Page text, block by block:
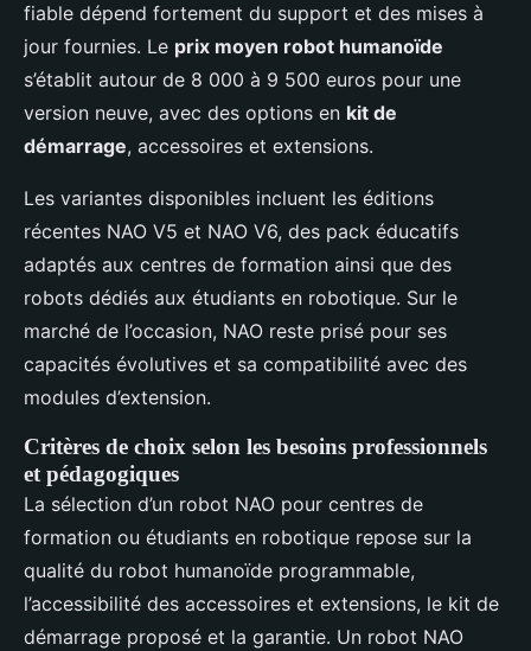
fiable dépend fortement du support et des mises à
jour fournies. Le prix moyen robot humanoïde
s’établit autour de 8 000 à 9 500 euros pour une
version neuve, avec des options en kit de
démarrage, accessoires et extensions.
Les variantes disponibles incluent les éditions
récentes NAO V5 et NAO V6, des pack éducatifs
adaptés aux centres de formation ainsi que des
robots dédiés aux étudiants en robotique. Sur le
marché de l’occasion, NAO reste prisé pour ses
capacités évolutives et sa compatibilité avec des
modules d’extension.
Critères de choix selon les besoins professionnels
et pédagogiques
La sélection d’un robot NAO pour centres de
formation ou étudiants en robotique repose sur la
qualité du robot humanoïde programmable,
l’accessibilité des accessoires et extensions, le kit de
démarrage proposé et la garantie. Un robot NAO